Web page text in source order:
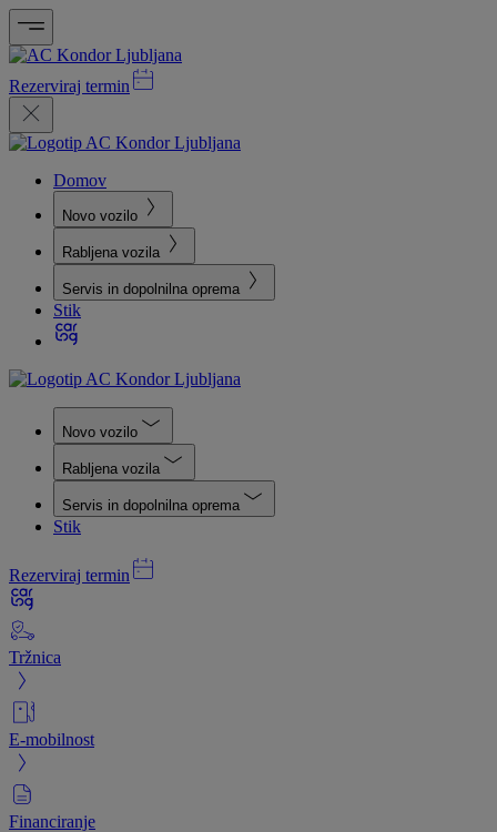
Rezerviraj termin
Domov
Novo vozilo
Rabljena vozila
Servis in dopolnilna oprema
Stik
Novo vozilo
Rabljena vozila
Servis in dopolnilna oprema
Stik
Rezerviraj termin
Tržnica
E-mobilnost
Financiranje